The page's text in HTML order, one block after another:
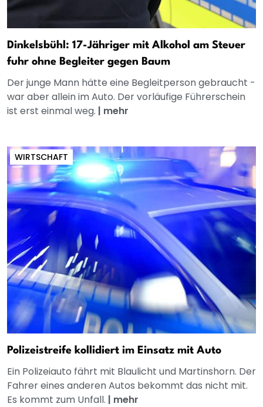
Dinkelsbühl: 17-Jähriger mit Alkohol am Steuer
fuhr ohne Begleiter gegen Baum
Der junge Mann hätte eine Begleitperson gebraucht -
war aber allein im Auto. Der vorläufige Führerschein
ist erst einmal weg. | mehr
WIRTSCHAFT
Polizeistreife kollidiert im Einsatz mit Auto
Ein Polizeiauto fährt mit Blaulicht und Martinshorn. Der
Fahrer eines anderen Autos bekommt das nicht mit.
Es kommt zum Unfall. | mehr